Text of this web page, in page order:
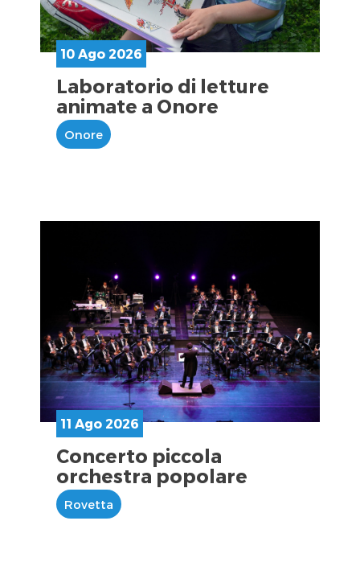
10 Ago 2026
Laboratorio di letture
animate a Onore
Onore
11 Ago 2026
Concerto piccola
orchestra popolare
Rovetta